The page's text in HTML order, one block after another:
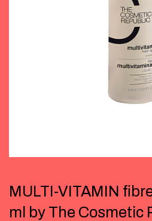
MULTI-VITAMIN
ml by The Cosmetic